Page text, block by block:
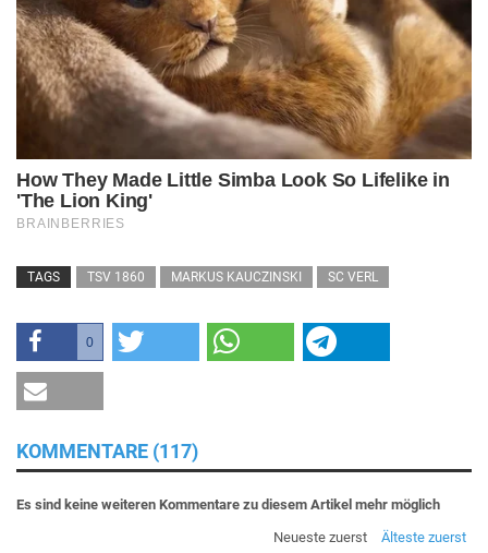
TAGS TSV 1860 MARKUS KAUCZINSKI SC VERL
0
KOMMENTARE (117)
Es sind keine weiteren Kommentare zu diesem Artikel mehr möglich
Neueste zuerst
Älteste zuerst